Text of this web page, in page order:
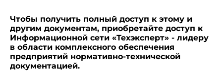
Чтобы получить полный доступ к этому и
другим документам, приобретайте доступ к
Информационной сети «Техэксперт» - лидеру
в области комплексного обеспечения
предприятий нормативно-технической
документацией.